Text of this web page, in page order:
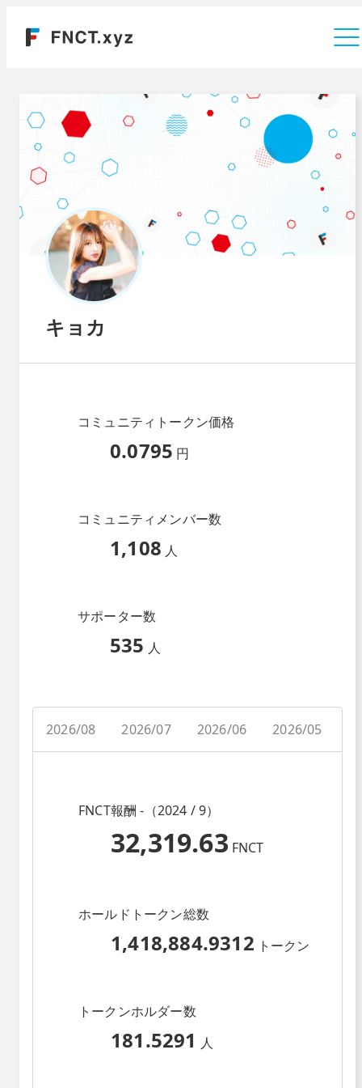
キョカ
コミュニティトークン価格
0.0795 円
コミュニティメンバー数
1,108 人
サポーター数
535 人
2026/08 2026/07 2026/06 2026/05
FNCT報酬 -（2024 / 9）
32,319.63 FNCT
ホールドトークン総数
1,418,884.9312 トークン
トークンホルダー数
181.5291 人